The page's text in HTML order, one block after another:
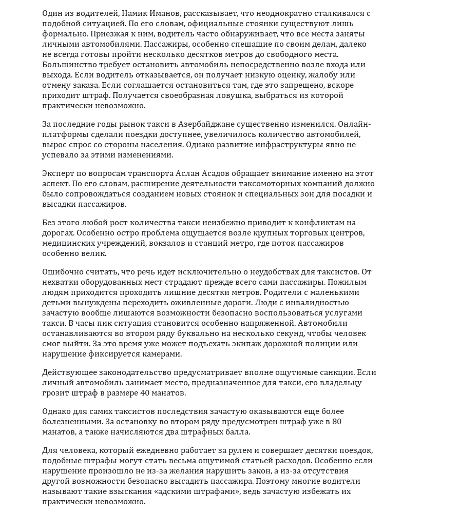
Один из водителей, Намик Иманов, рассказывает, что неоднократно сталкивался с
подобной ситуацией. По его словам, официальные стоянки существуют лишь
формально. Приезжая к ним, водитель часто обнаруживает, что все места заняты
личными автомобилями. Пассажиры, особенно спешащие по своим делам, далеко
не всегда готовы пройти несколько десятков метров до свободного места.
Большинство требует остановить автомобиль непосредственно возле входа или
выхода. Если водитель отказывается, он получает низкую оценку, жалобу или
отмену заказа. Если соглашается остановиться там, где это запрещено, вскоре
приходит штраф. Получается своеобразная ловушка, выбраться из которой
практически невозможно.
За последние годы рынок такси в Азербайджане существенно изменился. Онлайн-
платформы сделали поездки доступнее, увеличилось количество автомобилей,
вырос спрос со стороны населения. Однако развитие инфраструктуры явно не
успевало за этими изменениями.
Эксперт по вопросам транспорта Аслан Асадов обращает внимание именно на этот
аспект. По его словам, расширение деятельности таксомоторных компаний должно
было сопровождаться созданием новых стоянок и специальных зон для посадки и
высадки пассажиров.
Без этого любой рост количества такси неизбежно приводит к конфликтам на
дорогах. Особенно остро проблема ощущается возле крупных торговых центров,
медицинских учреждений, вокзалов и станций метро, где поток пассажиров
особенно велик.
Ошибочно считать, что речь идет исключительно о неудобствах для таксистов. От
нехватки оборудованных мест страдают прежде всего сами пассажиры. Пожилым
людям приходится проходить лишние десятки метров. Родители с маленькими
детьми вынуждены переходить оживленные дороги. Люди с инвалидностью
зачастую вообще лишаются возможности безопасно воспользоваться услугами
такси. В часы пик ситуация становится особенно напряженной. Автомобили
останавливаются во втором ряду буквально на несколько секунд, чтобы человек
смог выйти. За это время уже может подъехать экипаж дорожной полиции или
нарушение фиксируется камерами.
Действующее законодательство предусматривает вполне ощутимые санкции. Если
личный автомобиль занимает место, предназначенное для такси, его владельцу
грозит штраф в размере 40 манатов.
Однако для самих таксистов последствия зачастую оказываются еще более
болезненными. За остановку во втором ряду предусмотрен штраф уже в 80
манатов, а также начисляются два штрафных балла.
Для человека, который ежедневно работает за рулем и совершает десятки поездок,
подобные штрафы могут стать весьма ощутимой статьей расходов. Особенно если
нарушение произошло не из-за желания нарушить закон, а из-за отсутствия
другой возможности безопасно высадить пассажира. Поэтому многие водители
называют такие взыскания «адскими штрафами», ведь зачастую избежать их
практически невозможно.